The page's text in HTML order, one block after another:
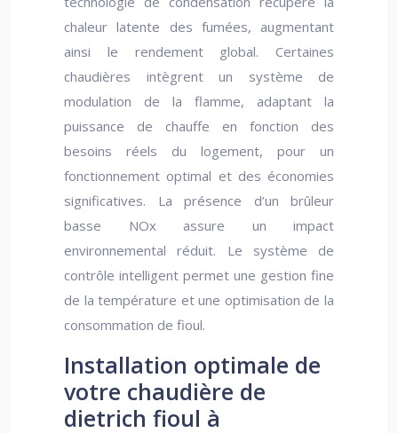
chaleur latente des fumées, augmentant
ainsi le rendement global. Certaines
chaudières intègrent un système de
modulation de la flamme, adaptant la
puissance de chauffe en fonction des
besoins réels du logement, pour un
fonctionnement optimal et des économies
significatives. La présence d’un brûleur
basse NOx assure un impact
environnemental réduit. Le système de
contrôle intelligent permet une gestion fine
de la température et une optimisation de la
consommation de fioul.
Installation optimale de
votre chaudière de
dietrich fioul à